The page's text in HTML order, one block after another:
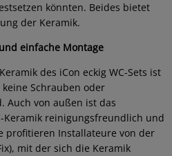
könnten. Beides bietet
der Keramik.
einfache Montage
des iCon eckig WC-Sets ist
Schrauben oder
Auch von außen ist das
Keramik reinigungsfreundlich und
profitieren Installateure von der
mit der sich die Keramik